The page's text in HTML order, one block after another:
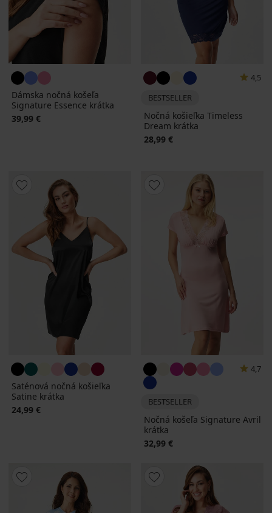
Dámska nočná košeľa
Signature Essence krátka
39,99 €
4,5
BESTSELLER
Nočná košieľka Timeless
Dream krátka
28,99 €
Saténová nočná košieľka
Satine krátka
24,99 €
4,7
BESTSELLER
Nočná košeľa Signature Avril
krátka
32,99 €